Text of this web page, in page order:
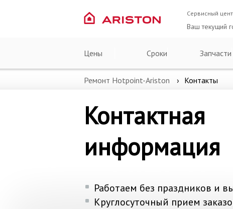
Сервисный
Ваш текущий
Цены Сроки Запчасти
Ремонт Hotpoint-Ariston Контакты
Контактная
информация
Работаем без праздников и
Круглосуточный прием